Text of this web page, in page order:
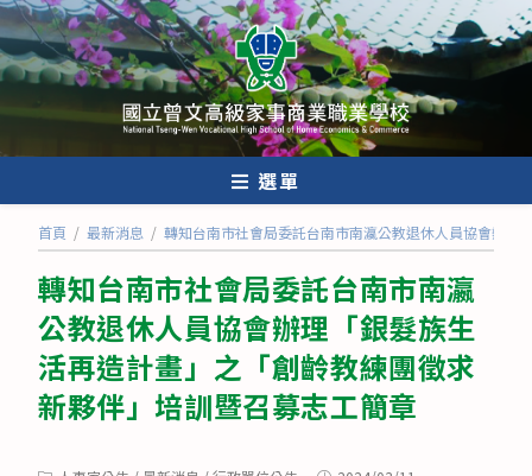
跳
轉
至
內
選單
首頁 / 最新消息 / 轉知台南市社會局委託台南市南瀛公教退休人員協會辦理
轉知台南市社會局委託台南市南瀛
公教退休人員協會辦理「銀髮族生
活再造計畫」之「創齡教練團徵求
新夥伴」培訓暨召募志工簡章